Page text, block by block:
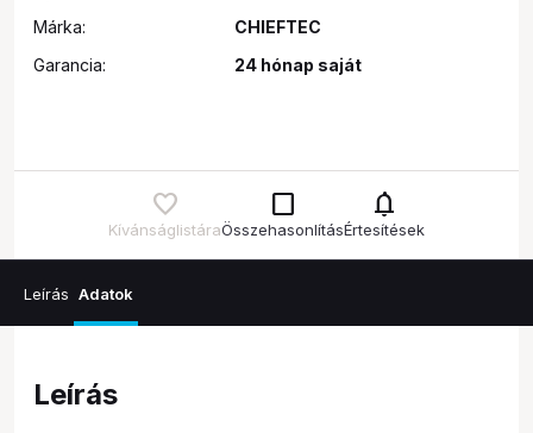
Márka:
CHIEFTEC
Garancia:
24 hónap saját
Kívánságlistára
check_box_outline_blank
Összehasonlítás
notifications
Értesítések
Leírás Adatok
Leírás